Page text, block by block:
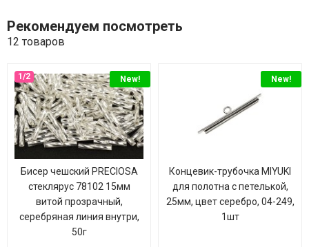
Рекомендуем посмотреть
12 товаров
New!
Бисер чешский PRECIOSA
стеклярус 78102 15мм
витой прозрачный,
серебряная линия внутри,
50г
New!
Концевик-трубочка MIYUKI
для полотна с петелькой,
25мм, цвет серебро, 04-249,
1шт